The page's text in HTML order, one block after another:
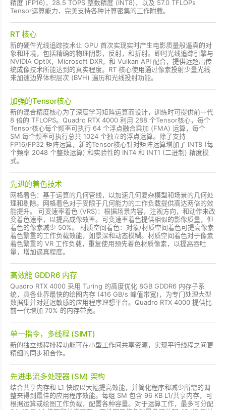
精度 (FP16)，28.5 TOPS 整数精度 (INT8)，以及 57.0 TFLOPs
Tensor运算能力，完美支持各种计算密集的工作附载。
RT 核心
新的硬件光线追踪技术让 GPU 首次实现实时产生电影质量般逼真的对
象和环境，包括精确的物理阴影，反射，和折射。即时光线追踪引擎与
NVIDIA OptiX，Microsoft DXR，和 Vulkan API 配合，提供远超出传
统成像技术所能达到的真实程度。RT 核心使用通过像素投射少量光线
来加速边界体积层次 (BVH) 遍历和光线投射功能。
加强的Tensor核心
新的混合精度核心为了深度学习矩阵运算而设计，训练时可提供前一代
8 倍的 TFLOPS。Quadro RTX 4000 利用 288 个Tensor核心，每个
Tensor核心每个频率可执行 64 个浮点融合乘加 (FMA) 运算，每个
SM 每个频率可执行总共 1024 个独立的浮点运算。除了支持
FP16/FP32 矩阵运算，新的Tensor核心针对矩阵运算增加了 INT8 (每
个频率 2048 个整数运算) 和实验性的 INT4 和 INT1 (二进制) 精度模
式。
先进的着色技术
网格着色：基于运算的几何管线，以加速几何复杂模型和场景的几何处
理和剔除。网格着色对于受限于几何能力的工作负载提供高达两倍的效
能提升。 可变速率着色 (VRS)：根据场景内容，注视方向，和动作来改
变着色速率，以提高成像效率。可变速率着色提供相似的影像质量，但
着色的像素减少 50%。 材质空间着色：对象/材质空间着色可提高像素
着色繁重的工作负载效能，如景深和动态模糊。材质空间着色对于像素
着色繁重的 VR 工作负载，重复使用预先着色材质像素，以提高吞吐
量，增加逼真程度。
高效能 GDDR6 内存
Quadro RTX 4000 采用 Turing 的高度优化 8GB GDDR6 内存子系
统，具备业界最快的绘图内存 (416 GB/s 峰值带宽)，为专门处理大型
数据集并对延迟敏感的应用程序理想平台。Quadro RTX 4000 提供比
前一代增加 70% 的内存带宽。
单一指令，多线程 (SIMT)
新的独立线程排程功能可在小型工作间共享资源，实现平行线程之间更
精细的同步和合作。
先进串流多处理器 (SM) 架构
结合共享内存和 L1 快取以大幅提高效能，并简化程序和减少所需的调
整来得到最佳的应用程序效能。每组 SM 包含 96 KB L1/共享内存，可
根据运算或绘图工作负载，配置各种容量。对于运算工作，最多可分配